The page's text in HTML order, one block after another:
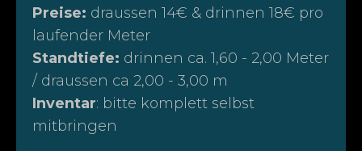
Preise: draussen 14€ & drinnen 18€ pro
laufender Meter
Standtiefe: drinnen ca. 1,60 - 2,00 Meter
/ draussen ca 2,00 - 3,00 m
Inventar: bitte komplett selbst
mitbringen